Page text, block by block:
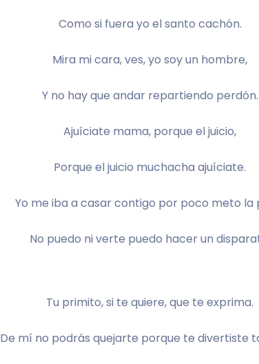
Como si fuera yo el santo cachón.
Mira mi cara, ves, yo soy un hombre,
Y no hay que andar repartiendo perdón.
Ajuíciate mama, porque el juicio,
Porque el juicio muchacha ajuíciate.
Yo me iba a casar contigo por poco meto la
No puedo ni verte puedo hacer un
Tu primito, si te quiere, que te exprima.
De mí no podrás quejarte porque te divertiste